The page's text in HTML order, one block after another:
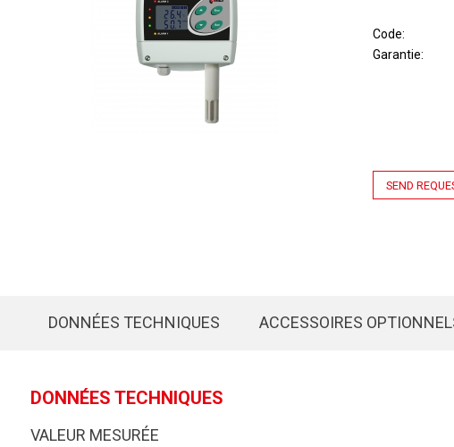
Code
Garantie
SEND
DONNÉES TECHNIQUES ACCESSOIRES
DONNÉES TECHNIQUES
VALEUR MESURÉE